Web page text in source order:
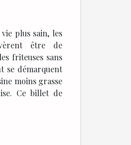
plus sain, les
être de
friteuses sans
se démarquent
moins grasse
Ce billet de